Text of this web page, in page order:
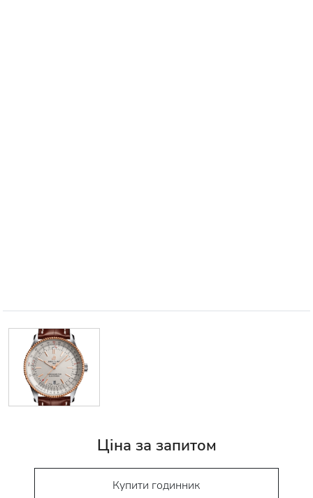
Ціна за запитом
Купити годинник